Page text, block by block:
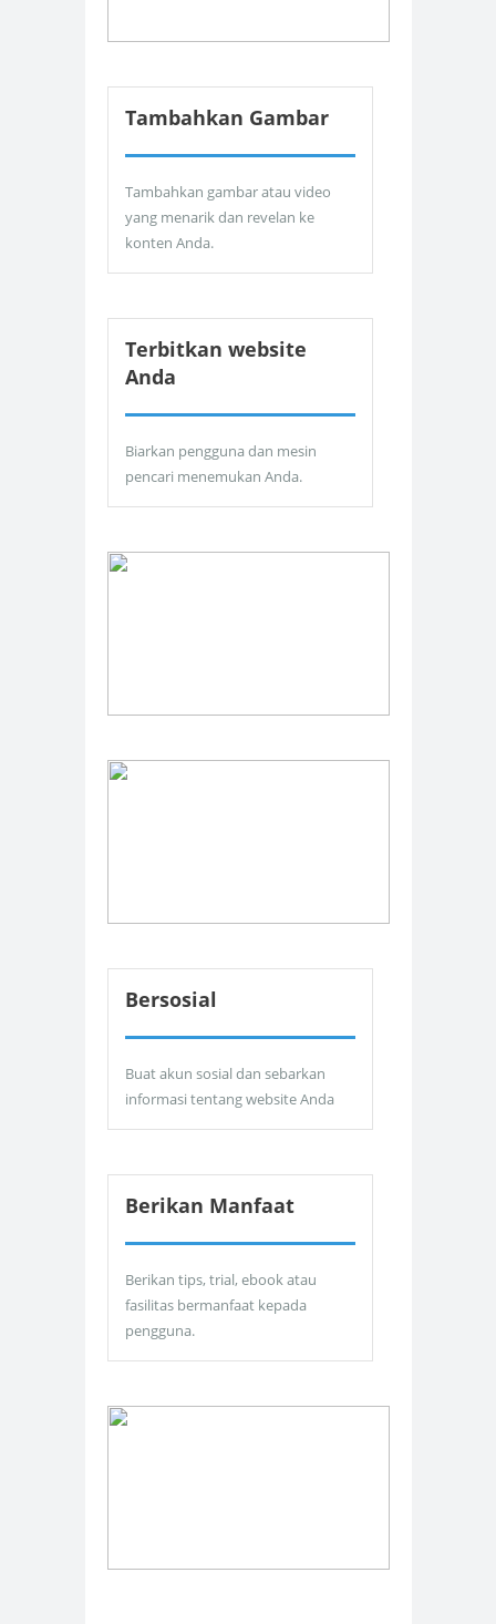
Tambahkan Gambar
Tambahkan gambar atau video
yang menarik dan revelan ke
konten Anda.
Terbitkan website
Anda
Biarkan pengguna dan mesin
pencari menemukan Anda.
Bersosial
Buat akun sosial dan sebarkan
informasi tentang website Anda
Berikan Manfaat
Berikan tips, trial, ebook atau
fasilitas bermanfaat kepada
pengguna.